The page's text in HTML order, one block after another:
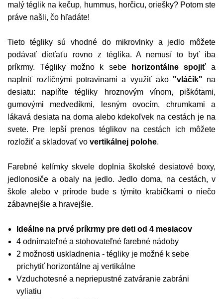
malý téglik na kečup, hummus, horčicu, oriešky? Potom ste
práve našli, čo hľadáte!
Tieto tégliky sú vhodné do mikrovlnky a jedlo môžete
podávať dieťaťu rovno z téglika. A nemusí to byť iba
príkrmy. Tégliky možno k sebe
horizontálne spojiťa
naplniť rozličnými potravinami a využiť ako "vláčik" na
desiatu: naplňte tégliky hroznovým vínom, piškótami,
gumovými medvedíkmi, lesným ovocím, chrumkami a
lákavá desiata na doma alebo kdekoľvek na cestách je na
svete. Pre lepší prenos téglikov na cestách ich môžete
rozložiť a skladovať vo vertikálnej polohe.
Farebné kelímky skvele doplnia školské desiatové boxy,
jedlonosiče a obaly na jedlo. Jedlo doma, na cestách, v
škole alebo v prírode bude s týmito krabičkami o niečo
zábavnejšie a hravejšie.
Ideálne na prvé príkrmy pre deti od 4 mesiacov
4 odnímateľné a stohovateľné farebné nádoby
2 možnosti uskladnenia - tégliky je možné k sebe
prichytiť horizontálne aj vertikálne
Vzduchotesné a nepriepustné zatváranie zabráni
vyliatiu